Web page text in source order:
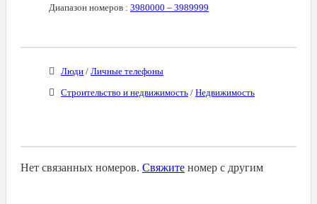
Диапазон номеров : 3980000 – 3989999
Люди / Личные телефоны
Строительство и недвижимость / Недвижимость
Нет связанных номеров. Свяжите номер с другим